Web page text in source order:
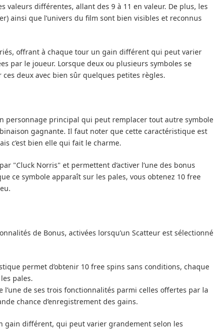
valeurs différentes, allant des 9 à 11 en valeur. De plus, les
ainsi que l’univers du film sont bien visibles et reconnus
offrant à chaque tour un gain différent qui peut varier
par le joueur. Lorsque deux ou plusieurs symboles se
deux avec bien sûr quelques petites règles.
personnage principal qui peut remplacer tout autre symbole
gagnante. Il faut noter que cette caractéristique est
c’est bien elle qui fait le charme.
"Cluck Norris" et permettent d’activer l’une des bonus
ce symbole apparaît sur les pales, vous obtenez 10 free
de Bonus, activées lorsqu’un Scatteur est sélectionné
permet d’obtenir 10 free spins sans conditions, chaque
pales.
l’une de ses trois fonctionnalités parmi celles offertes par la
chance d’enregistrement des gains.
gain différent, qui peut varier grandement selon les